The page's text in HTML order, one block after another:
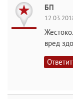
БП
вред